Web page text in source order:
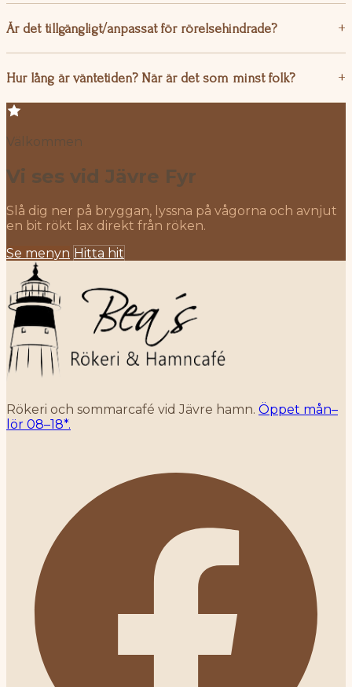
Är det tillgängligt/anpassat för rörelsehindrade?
Hur lång är väntetiden? När är det som minst folk?
Välkommen
Vi ses vid Jävre Fyr
Slå dig ner på bryggan, lyssna på vågorna och avnjut
en bit rökt lax direkt från röken.
Se menyn Hitta hit
Rökeri och sommarcafé vid Jävre hamn. Öppet mån–
lör 08–18*.